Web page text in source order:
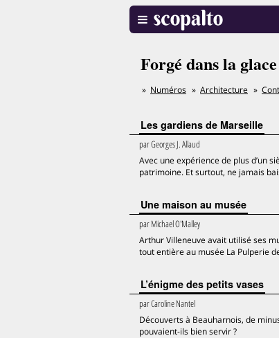
Forgé dans la glace
Numéros Architecture
Les gardiens de Marseille
parGeorges J. Allaud
Avec une expérience de plus d’un
patrimoine. Et surtout, ne jamais
Une maison au musée
parMichael O'Malley
Arthur Villeneuve avait utilisé ses
tout entière au musée La Pulperie
L’énigme des petits vases
parCaroline Nantel
Découverts à Beauharnois, de
pouvaient-ils bien servir ?